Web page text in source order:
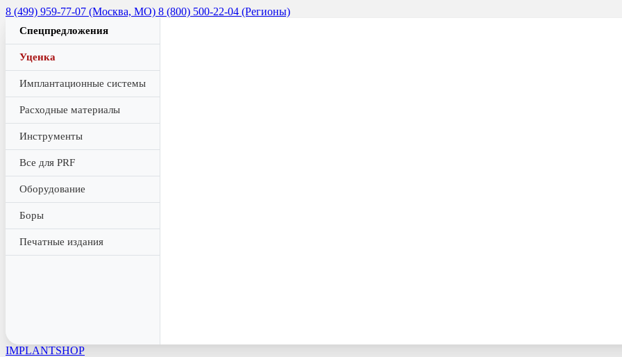
8 (499) 959-77-07 (Москва, МО) 8 (800) 500-22-04 (Регионы)
Спецпредложения
Уценка
Имплантационные системы
Расходные материалы
Инструменты
Все для PRF
Оборудование
Боры
Печатные издания
IMPLANTSHOP